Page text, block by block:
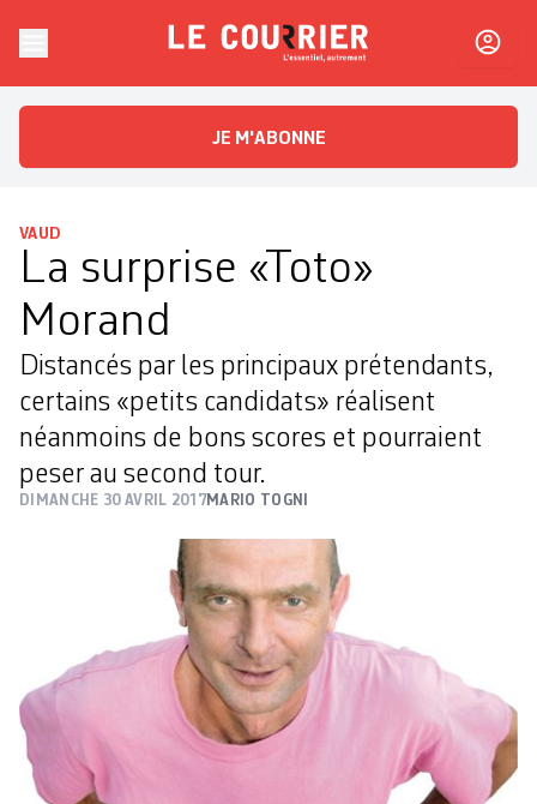
Le CourrierL'essentiel, autrement
JE M'ABONNE
VAUD
La surprise «Toto»
Morand
Distancés par les principaux prétendants,
certains «petits candidats» réalisent
néanmoins de bons scores et pourraient
peser au second tour.
DIMANCHE 30 AVRIL 2017MARIO TOGNI